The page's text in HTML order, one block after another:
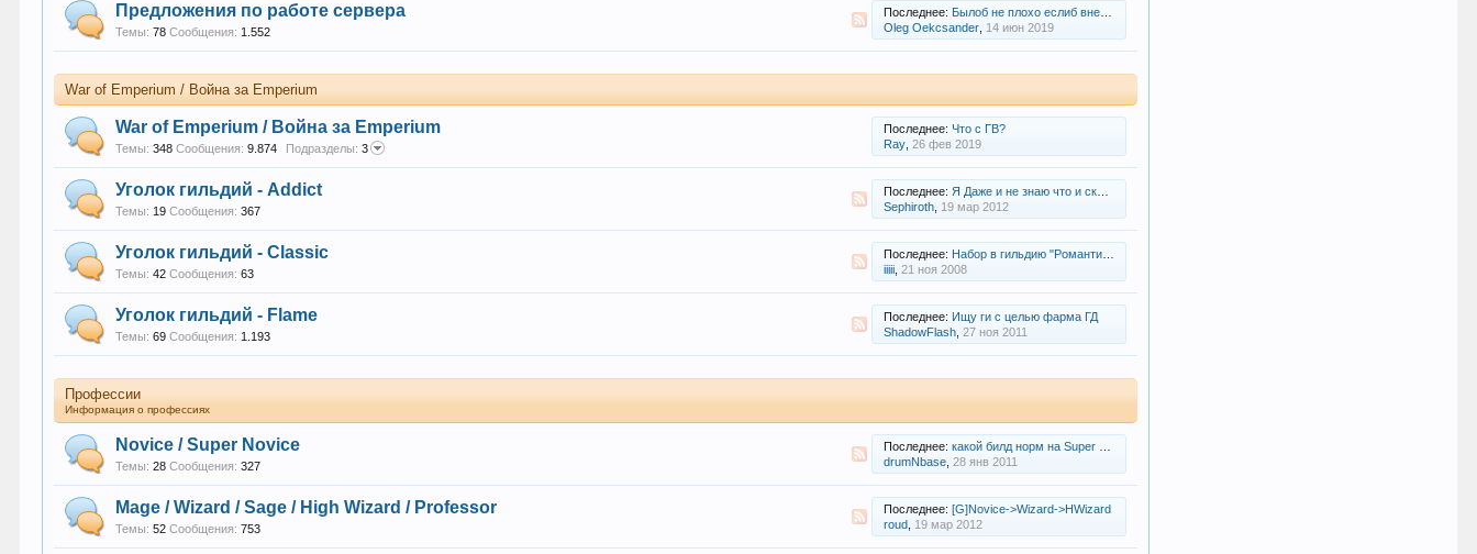
Предложения по работе сервера
Темы: 78 Сообщения: 1.552
Последнее: Былоб не плохо еслиб внесли несколько изменений на Flame
Oleg Oekcsander, 14 июн 2019
War of Emperium / Война за Emperium
War of Emperium / Война за Emperium
Темы: 348 Сообщения: 9.874 Подразделы: 3
Последнее: Что с ГВ?
Ray, 26 фев 2019
Уголок гильдий - Addict
Темы: 19 Сообщения: 367
Последнее: Я Даже и не знаю что и сказать...
Sephiroth, 19 мар 2012
Уголок гильдий - Classic
Темы: 42 Сообщения: 63
Последнее: Набор в гильдию "Романтики"
iiiii, 21 ноя 2008
Уголок гильдий - Flame
Темы: 69 Сообщения: 1.193
Последнее: Ищу ги с целью фарма ГД
ShadowFlash, 27 ноя 2011
Профессии
Информация о профессиях
Novice / Super Novice
Темы: 28 Сообщения: 327
Последнее: какой билд норм на Super Baby
drumNbase, 28 янв 2011
Mage / Wizard / Sage / High Wizard / Professor
Темы: 52 Сообщения: 753
Последнее: [G]Novice->Wizard->HWizard
roud
19 мар 2012